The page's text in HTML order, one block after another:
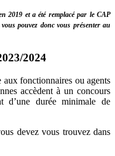
2019 et a été remplacé par le CAP
pouvez donc vous présenter au
2024
aux fonctionnaires ou agents
accèdent à un concours
durée minimale de
devez vous trouvez dans